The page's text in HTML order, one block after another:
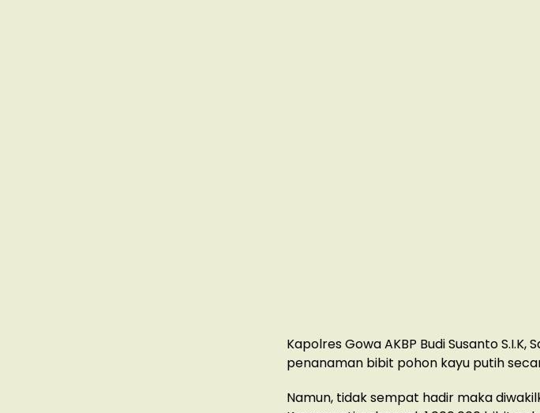
Kapolres Gowa AKBP Budi Susanto
penanaman bibit pohon kayu putih
Namun, tidak sempat hadir maka